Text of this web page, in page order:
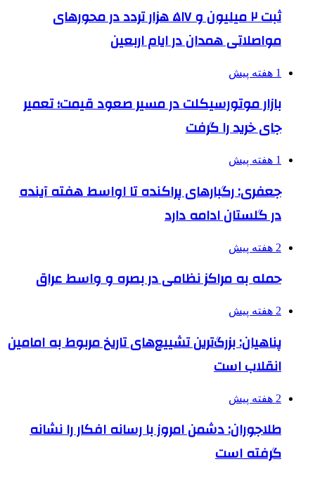
ثبت ۲ میلیون و ۵۱۷ هزار تردد در محورهای
مواصلاتی همدان در ایام اربعین
1 هفته پیش
بازار موتورسیکلت در مسیر صعود قیمت؛ تعمیر
جای خرید را گرفت
1 هفته پیش
جعفری: رگبارهای پراکنده تا اواسط هفته آینده
در گلستان ادامه دارد
2 هفته پیش
حمله به مراکز نظامی در بصره و واسط عراق
2 هفته پیش
پناهیان: بزرگ‌ترین تشییع‌های تاریخ مربوط به امامین
انقلاب است
2 هفته پیش
طلاجوران: دشمن امروز با رسانه افکار را نشانه
گرفته است